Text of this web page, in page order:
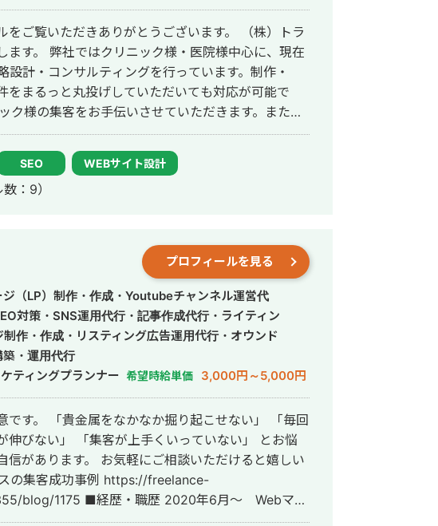
をご覧いただきありがとうございます。 （株）トラ
様中心に、現在
設計・コンサルティングを行っています。制作・
をまるっと丸投げしていただいても対応が可能で
けておりまして24時間365日対応が可能です。 実
上位表示が得意得意で、かなりの施術名をハックし
内
SEO WEBサイト設計
：9）
プロフィールを見る
ジ（LP）制作・作成・Youtubeチャンネル運営代
対策・SNS運用代行・記事作成代行・ライティン
作・作成・リスティング広告運用代行・オウンド
・運用代行
ティングプランナー 希望時給単価 3,000円～5,000円
せない」 「毎回
伸びない」 「集客が上手くいっていない」 とお悩
信があります。 お気軽にご相談いただけると嬉しい
2020年6月〜 Webマー
にインターンとして参画し、案件獲得に向けた自社